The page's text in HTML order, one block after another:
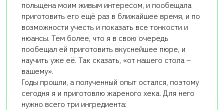
польщена моим живым интересом, и пообещала
приготовить его ещё раз в ближайшее время, и по
возможности учесть и показать все тонкости и
нюансы. Тем более, что я в свою очередь
пообещал ей приготовить вкуснейшее пюре, и
научить уже её. Так сказать, «от нашего стола –
вашему».
Годы прошли, а полученный опыт остался, поэтому
сегодня я и приготовлю жареного хека. Для него
нужно всего три ингредиента: